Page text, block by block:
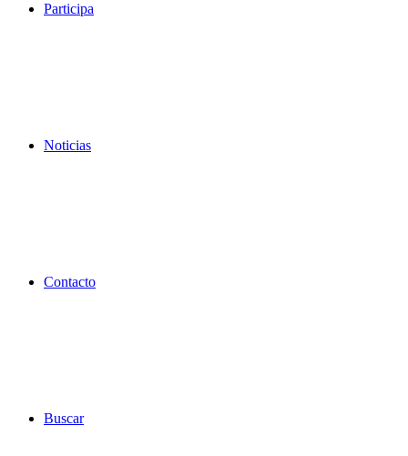
Participa
Noticias
Contacto
Buscar